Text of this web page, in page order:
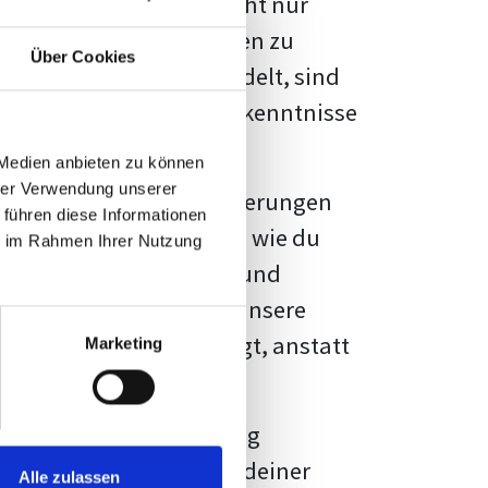
Über Cookies
anbieten zu können
Verwendung unserer
diese Informationen
Rahmen Ihrer Nutzung
Marketing
Alle zulassen
Fakten und Quellen zu
handelt, sind
und Erkenntnisse
vor diesen Herausforderungen
kannst, sondern auch, wie du
Formatierung und
Erwartungen, und unsere
Vorlage zeigt, anstatt
große Herausforderung
wird die Formatierung deiner